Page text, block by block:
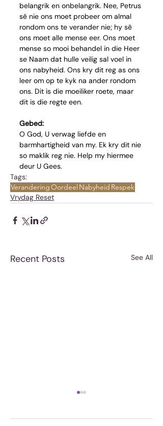
belangrik en onbelangrik. Nee, Petrus
sê nie ons moet probeer om almal
rondom ons te verander nie; hy sê
ons moet alle mense eer. Ons moet
mense so mooi behandel in die Heer
se Naam dat hulle veilig sal voel in
ons nabyheid. Ons kry dit reg as ons
leer om op te kyk na ander rondom
ons. Dit is die moeiliker roete, maar
dit is die regte een.
Gebed:
O God, U verwag liefde en
barmhartigheid van my. Ek kry dit nie
so maklik reg nie. Help my hiermee
deur U Gees.
Tags:
VeranderingOordeel Nabyheid Respek
Vrydag Reset
Recent Posts See All